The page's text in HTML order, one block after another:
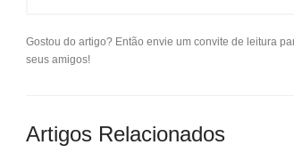
Gostou do artigo? Então envie um convite de leitura
seus amigos!
Artigos Relacionados